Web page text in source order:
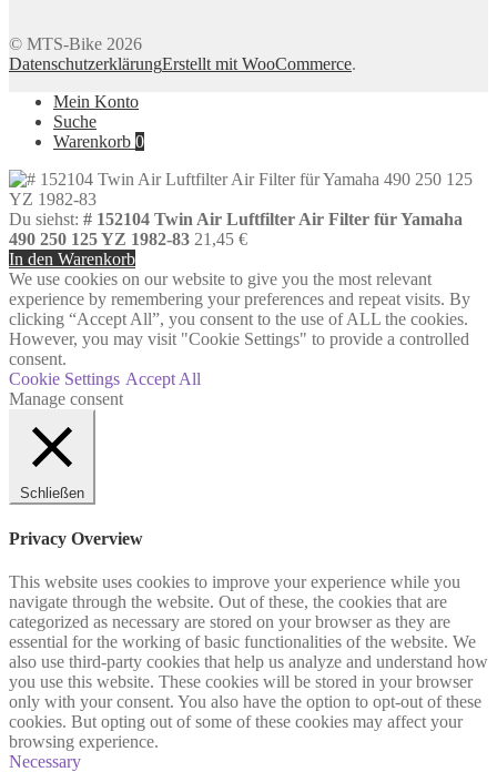
© MTS-Bike 2026
DatenschutzerklärungErstellt mit WooCommerce.
Mein Konto
Suche
Warenkorb 0
Du siehst: # 152104 Twin Air Luftfilter Air Filter für Yamaha
490 250 125 YZ 1982-83 21,45 €
In den Warenkorb
We use cookies on our website to give you the most relevant
experience by remembering your preferences and repeat visits. By
clicking “Accept All”, you consent to the use of ALL the cookies.
However, you may visit "Cookie Settings" to provide a controlled
consent.
Cookie Settings Accept All
Manage consent
Schließen
Privacy Overview
This website uses cookies to improve your experience while you
navigate through the website. Out of these, the cookies that are
categorized as necessary are stored on your browser as they are
essential for the working of basic functionalities of the website. We
also use third-party cookies that help us analyze and understand how
you use this website. These cookies will be stored in your browser
only with your consent. You also have the option to opt-out of these
cookies. But opting out of some of these cookies may affect your
browsing experience.
Necessary